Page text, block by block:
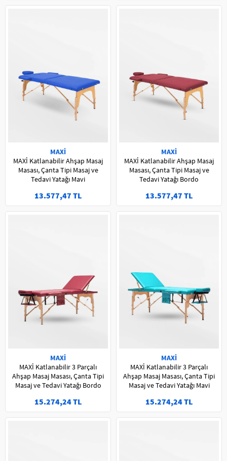
MAXİ
MAXİ Katlanabilir Ahşap Masaj
Masası, Çanta Tipi Masaj ve
Tedavi Yatağı Mavi
13.577,47 TL
MAXİ
MAXİ Katlanabilir Ahşap Masaj
Masası, Çanta Tipi Masaj ve
Tedavi Yatağı Bordo
13.577,47 TL
MAXİ
MAXİ Katlanabilir 3 Parçalı
Ahşap Masaj Masası, Çanta Tipi
Masaj ve Tedavi Yatağı Bordo
15.274,24 TL
MAXİ
MAXİ Katlanabilir 3 Parçalı
Ahşap Masaj Masası, Çanta Tipi
Masaj ve Tedavi Yatağı Mavi
15.274,24 TL